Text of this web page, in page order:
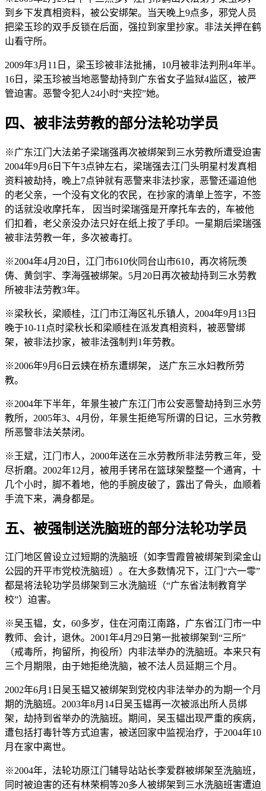
到乡下发真相资料，被公安绑架。当天晚上9点多，邪党人员
把梁玉珍的双手反锁在后面，强拉到家里抄家。非法关押在鹤
山看守所。
2009年3月11日，梁玉珍被非法批捕，10月被非法判刑4年半。
16日，梁玉珍被当地恶警劫持到广东省女子监狱4监区，被严
管迫害。恶警令犯人24小时“夹控”她。
四、被非法劳教的部分法轮功学员
※广东江门大法弟子梁瑞强再次被绑架到三水劳教所遭受迫害
2004年9月6日下午3点钟左右，梁瑞强去江门头明星村发真相
资料被劫持，晚上7点钟就有恶警来非法抄家，恶警还逼迫他
的老父亲，一个没有文化的农民，在抄家的清单上签字，不签
的话就没收摩托车， 因当时梁瑞强是开摩托车去的，车被他
们扣着，老父亲没办法只好在纸上按了手印。一星期后梁瑞强
被非法劳教一年，多次被毒打。
※2004年4月20日，江门市610伙同台山市610，再次将阮羡
俦、黄剑宇、李海强被绑架。5月20日再次被劫持到三水劳教
所被非法劳教3年。
※梁秋长，梁顺桂，江门市江海区礼乐镇人，2004年9月13日
晚于10-11点时梁秋长和梁顺桂在派发真相资料，被恶警绑
架，被非法抄家，被非法强制判1年劳教。
※2006年9月6日云姨在桥东遭绑架， 送广东三水妇教所劳
教。
※2004年下半年，年景生被广东江门市公安恶警劫持到三水劳
教所，2005年3、4月份，年景生拒绝写所谓的日记，三水劳教
所恶警非法关禁闭。
※王斌，江门市人，2000年送在三水劳教所非法劳教三年，受
尽折磨。2002年12月，被用手铐吊在篮球架整整一个通宵，十
几个小时，脚不着地，他的手腕皮破了，露出了骨头，血顺着
手流下来，满身都是。
五、被强制送洗脑班的部分法轮功学员
江门地区曾设立过短期的洗脑班（如李雪霞曾被绑架到梁金山
公园的开平市党校洗脑班）。在大多数情况下，江门“六一零”
都是将法轮功学员绑架到三水洗脑班（“广东省法制教育学
校”）迫害。
※吴玉韫，女，60多岁，住在河南江南路，广东省江门市一中
教师、会计，退休。2001年4月29日第一批被绑架到“三所”
（戒毒所，拘留所，拘役所）内非法举办的洗脑班。本来只有
三个月期限，由于她拒绝洗脑，被不法人员延期三个月。
2002年6月1日吴玉韫又被绑架到党校内非法举办的为期一个月
期的洗脑班。2003年8月14日吴玉韫再一次被派出所人员绑
架，劫持到省举办的洗脑班。期间，吴玉韫出现严重的疾病，
遭包括打毒针等方式迫害，被送回家中监视治疗，于2004年10
月在家中离世。
※2004年，法轮功原江门辅导站站长李爱群被绑架至洗脑班，
同时被迫害的还有林荣桐等20多人被绑架到三水洗脑班害遭迫